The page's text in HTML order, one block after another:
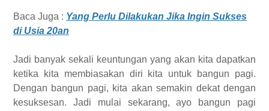
Baca Juga : Yang Perlu Dilakukan Jika Ingin Sukses
di Usia 20an
Jadi banyak sekali keuntungan yang akan kita dapatkan
ketika kita membiasakan diri kita untuk bangun pagi.
Dengan bangun pagi, kita akan semakin dekat dengan
kesuksesan. Jadi mulai sekarang, ayo bangun pagi